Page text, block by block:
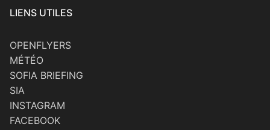
LIENS UTILES
OPENFLYERS
MÉTÉO
SOFIA BRIEFING
SIA
INSTAGRAM
FACEBOOK